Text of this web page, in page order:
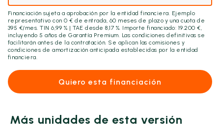
Financiación sujeta a aprobación por la entidad financiera. Ejemplo
representativo con0 € de entrada, 60 meses de plazo y una cuota de
395 €/mes. TIN 6,99 % | TAE desde 8,17 %. Importe financiado: 19.200 €,
incluyendo5 años de Garantía Premium. Las condiciones definitivas se
facilitarán antes de la contratación. Se aplican las comisiones y
condiciones de amortización anticipada establecidas por la entidad
financiera.
Quiero esta financiación
Más unidades de esta versión